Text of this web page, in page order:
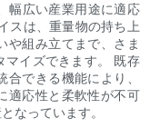
幅広い産業用途に適応
スは、重量物の持ち上
や組み立てまで、さま
マイズできます。 既存
できる機能により、
適応性と柔軟性が不可
なっています。